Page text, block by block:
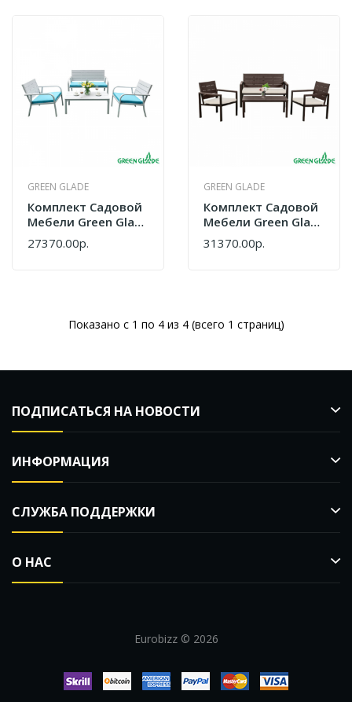
GREEN GLADE
Комплект Садовой
Мебели Green Glade
71307
27370.00р.
GREEN GLADE
Комплект Садовой
Мебели Green Glade
71308
31370.00р.
Показано с 1 по 4 из 4 (всего 1 страниц)
ПОДПИСАТЬСЯ НА НОВОСТИ
ИНФОРМАЦИЯ
СЛУЖБА ПОДДЕРЖКИ
О НАС
Eurobizz © 2026